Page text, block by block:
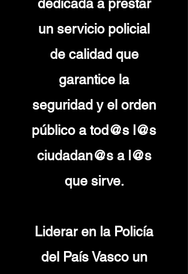
dedicada a prestar
un servicio policial
de calidad que
garantice la
seguridad y el orden
público a tod@s l@s
ciudadan@s a l@s
que sirve.
Liderar en la Policía
del País Vasco un